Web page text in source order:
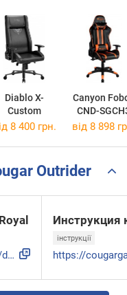
Diablo X-
Custom
Canyon
CND-
8 400 грн. від 8 898
Outrider
https://cougargaming.com/fileadmin/downloads/USERS_MANUAL/O...
Инструкция
інструкції